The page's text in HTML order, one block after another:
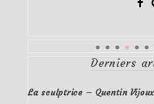
Derniers
La sculptrice – Quentin Vijoux